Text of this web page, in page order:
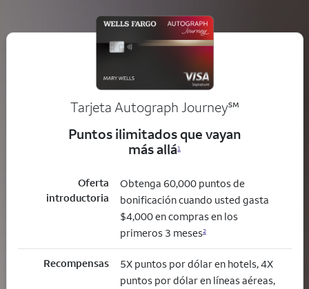
Tarjeta Autograph Journeyservice mark
℠
Puntos ilimitados que vayan
más allá1
Oferta
introductoria
Obtenga 60,000 puntos de
bonificación cuando usted gasta
$4,000 en compras en los
primeros 3 meses2
Recompensas
5X puntos por dólar en hotels, 4X
puntos por dólar en líneas aéreas,